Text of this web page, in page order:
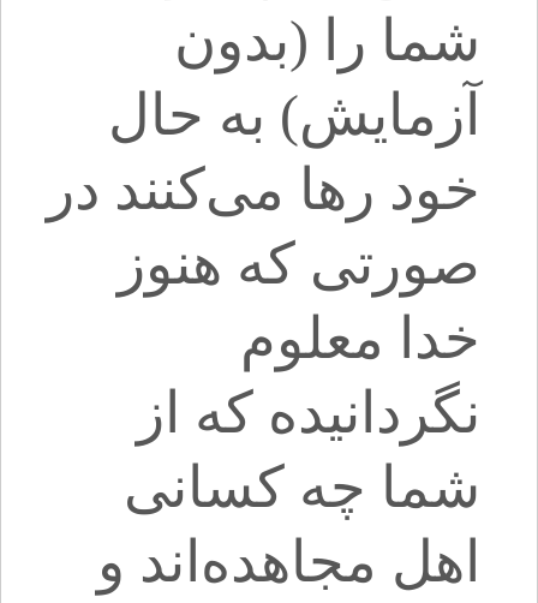
شما را (بدون
آزمایش) به حال
خود رها می‌کنند در
صورتی که هنوز
خدا معلوم
نگردانیده که از
شما چه کسانی
اهل مجاهده‌اند و